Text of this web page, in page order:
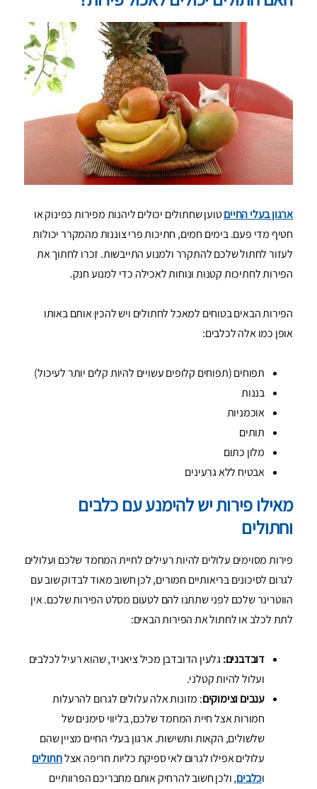
ארגון בעלי החייםטוען שחתולים יכולים ליהנות מפירות כפינוק או
חטיף מדי פעם. בימים חמים, חתיכות פרי צוננות מהמקרר יכולות
לעזור לחתול שלכם להתקרר ולמנוע התייבשות. זכרו לחתוך את
הפירות לחתיכות קטנות ונוחות לאכילה כדי למנוע חנק.
הפירות הבאים בטוחים למאכל לחתולים ויש להכין אותם באותו
אופן כמו אלה לכלבים:
תפוחים (תפוחים קלופים עשויים להיות קלים יותר לעיכול)
בננות
אוכמניות
תותים
מלון כתום
אבטיח ללא גרעינים
מאילו פירות יש להימנע עם כלבים
וחתולים
פירות מסוימים עלולים להיות רעילים לחיית המחמד שלכם ועלולים
לגרום לסיכונים בריאותיים חמורים, לכן חשוב מאוד לבדוק שוב עם
הווטרינר שלכם לפני שתתנו להם לטעום מסלט הפירות שלכם. אין
לתת לכלב או לחתול את הפירות הבאים:
דובדבנים:גלעין הדובדבן מכיל ציאניד, שהוא רעיל לכלבים
ועלול להיות קטלני.
ענבים וצימוקים: מזונות אלה עלולים לגרום להרעלות
חמורות אצל חיית המחמד שלכם, בליווי סימנים של
שלשולים, הקאות ותשישות. ארגון בעלי החיים מציין שהם
עלולים אפילו לגרום לאי ספיקת כליות חריפה אצלחתולים
וכלבים, ולכן חשוב להרחיק אותם מחבריכם הפרוותיים